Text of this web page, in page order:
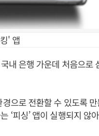
' 앱
내 은행 가운데 처음으로
으로 전환할 수 있도록
‘피싱’ 앱이 실행되지 않